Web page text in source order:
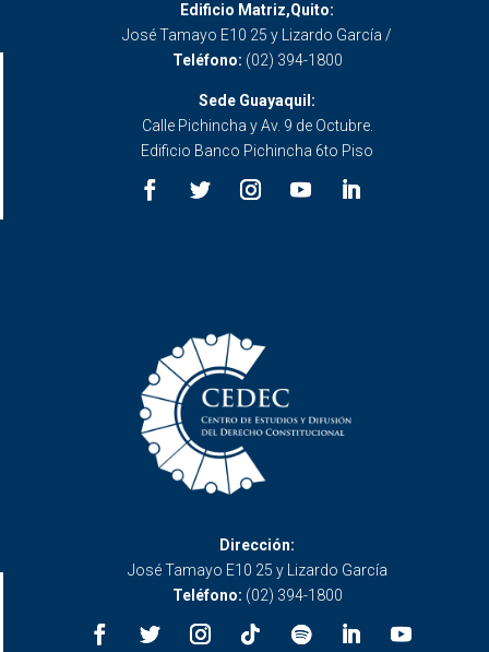
Edificio Matriz,Quito:
José Tamayo E10 25 y Lizardo García /
Teléfono: (02) 394-1800
Sede Guayaquil:
Calle Pichincha y Av. 9 de Octubre.
Edificio Banco Pichincha 6to Piso
Dirección:
José Tamayo E10 25 y Lizardo García
Teléfono: (02) 394-1800